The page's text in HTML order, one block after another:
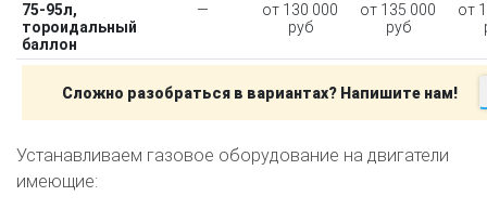
75-95л,
тороидальный
баллон
—
от 130 000
руб
от 135 000
руб
от
Сложно разобраться в вариантах? Напишите нам!
Устанавливаем газовое оборудование на двигатели
имеющие: